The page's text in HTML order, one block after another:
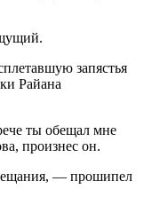
запястья
Райана
ты обещал мне
произнес он.
— прошипел